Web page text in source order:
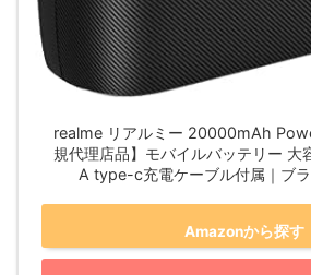
realme リアルミー 20000mAh
規代理店品】モバイルバッテリー
A type-c充電ケーブル付属｜ブ
Amazonから探す